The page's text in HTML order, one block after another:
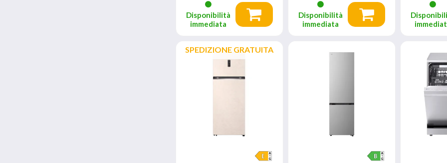
Disponibilità
immediata
Disponibilità
immediata
SPEDIZIONE GRATUITA